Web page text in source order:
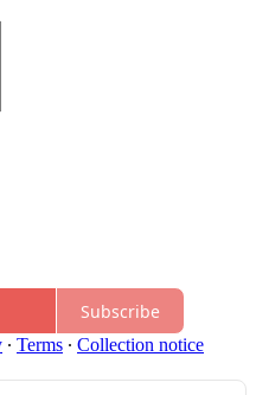
Subscribe
∙ Terms ∙ Collection notice